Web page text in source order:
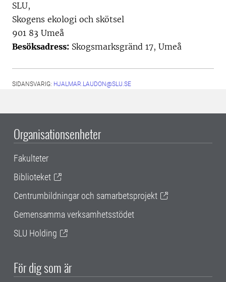
SLU,
Skogens ekologi och skötsel
901 83 Umeå
Besöksadress: Skogsmarksgränd 17, Umeå
SIDANSVARIG: HJALMAR.LAUDON@SLU.SE
Organisationsenheter
Fakulteter
Biblioteket
Centrumbildningar och samarbetsprojekt
Gemensamma verksamhetsstödet
SLU Holding
För dig som är